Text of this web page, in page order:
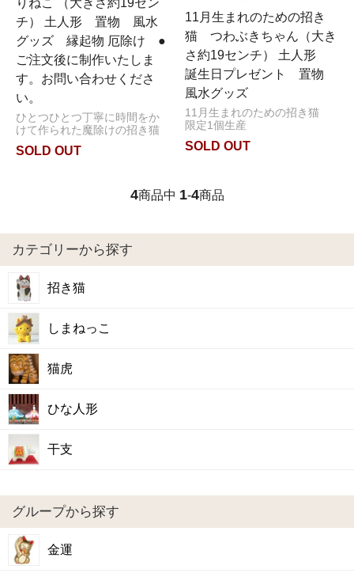
りねこ （大きさ約19セン
チ） 土人形 置物 風水
グッズ 縁起物 厄除け ●
ご注文後に制作いたしま
す。お問い合わせくださ
い。
ひとつひとつ丁寧に時間をか
けて作られた魔除けの招き猫
SOLD OUT
11月生まれのための招き
猫 つわぶきちゃん（大き
さ約19センチ） 土人形
誕生日プレゼント 置物
風水グッズ
11月生まれのための招き猫
限定1個生産
SOLD OUT
4商品中 1-4商品
カテゴリーから探す
招き猫
しまねっこ
猫虎
ひな人形
干支
グループから探す
金運